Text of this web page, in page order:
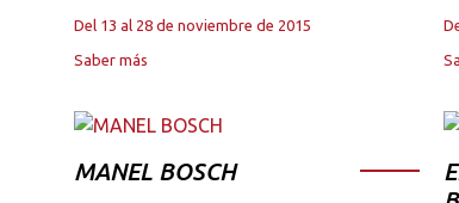
Del 13 al 28 de noviembre de 2015
Saber más
MANEL BOSCH